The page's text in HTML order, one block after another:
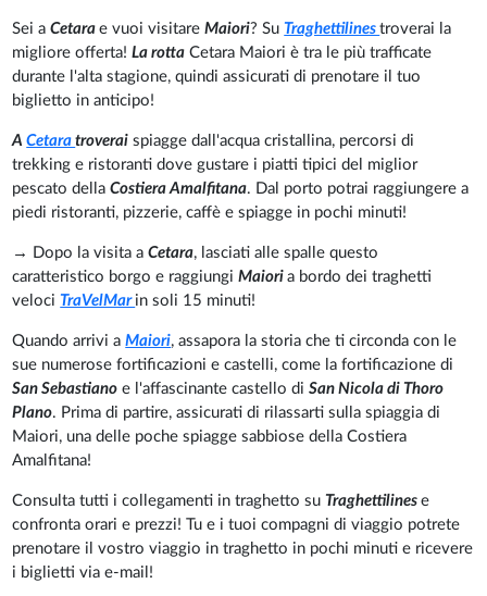
Sei aCetarae vuoi visitareMaiori? SuTraghettilinestroverai la
migliore offerta!La rotta Cetara Maiori è tra le più trafficate
durante l'alta stagione, quindi assicurati di prenotare il tuo
biglietto in anticipo!
ACetaratroverai spiagge dall'acqua cristallina, percorsi di
trekking e ristoranti dove gustare i piatti tipici del miglior
pescato dellaCostiera Amalfitana. Dal porto potrai raggiungere a
piedi ristoranti, pizzerie, caffè e spiagge in pochi minuti!
→ Dopo la visita aCetara, lasciati alle spalle questo
caratteristico borgo e raggiungiMaioria bordo dei traghetti
velociTraVelMar in soli 15 minuti!
Quando arrivi aMaiori, assapora la storia che ti circonda con le
sue numerose fortificazioni e castelli, come la fortificazione di
San Sebastiano e l'affascinante castello diSan Nicola di Thoro
Plano. Prima di partire, assicurati di rilassarti sulla spiaggia di
Maiori, una delle poche spiagge sabbiose della Costiera
Amalfitana!
Consulta tutti i collegamenti in traghetto suTraghettilinese
confronta orari e prezzi! Tu e i tuoi compagni di viaggio potrete
prenotare il vostro viaggio in traghetto in pochi minuti e ricevere
i biglietti via e-mail!